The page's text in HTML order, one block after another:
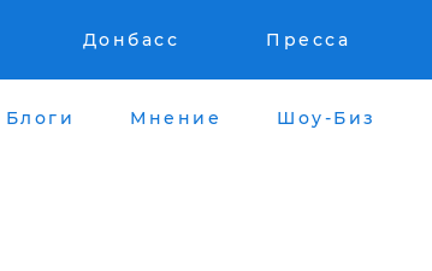
Донбасс Пресса
Блоги Мнение Шоу-Биз